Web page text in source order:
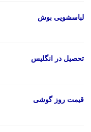
لباسشویی بوش
تحصیل در انگلیس
قیمت روز گوشی